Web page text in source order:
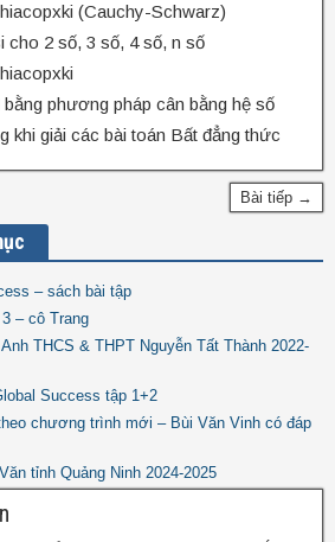
(Cauchy-Schwarz)
cho 2 số, 3 số, 4 số, n số
phương pháp cân bằng hệ số
khi giải các bài toán Bất đẳng thức
Bài tiếp →
– sách bài tập
– cô Trang
THCS & THPT Nguyễn Tất Thành 2022-
Success tập 1+2
chương trình mới – Bùi Văn Vinh có đáp
tỉnh Quảng Ninh 2024-2025